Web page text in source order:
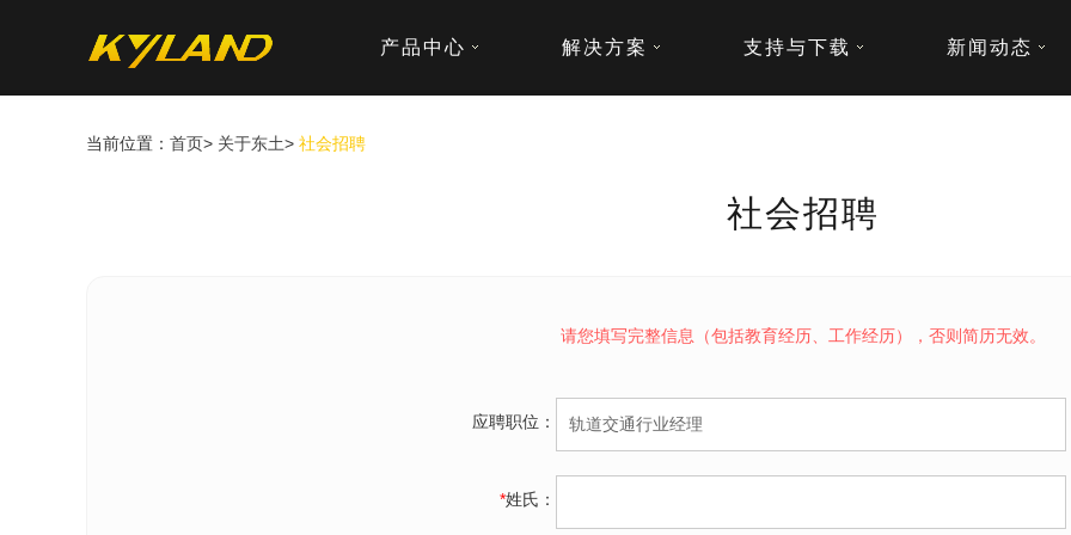
产品中心 解决方案 支持与下载 新闻动态
当前位置： 首页> 关于东土> 社会招聘
社会招聘
请您填写完整信息（包括教育经历、工作经历），否则简历无效。
应聘职位：
*姓氏：